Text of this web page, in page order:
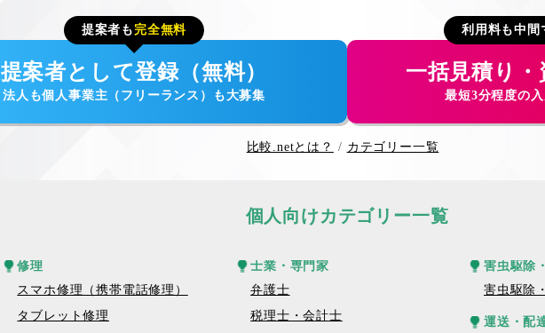
提案者も 完全無料
提案者として登録（無料）
法人も個人事業主（フリーランス）も大募集
利用料も中間
一括見積り・
最短3分程度の
比較.netとは？ カテゴリー一覧
個人向けカテゴリー一覧
修理
スマホ修理（携帯電話修理）
タブレット修理
士業・専門家
弁護士
税理士・会計士
害虫駆除
害虫駆除
運送・配